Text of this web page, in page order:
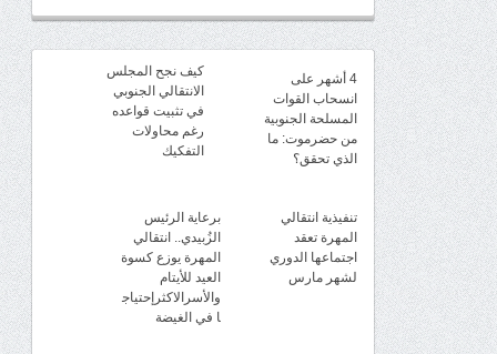
4 أشهر على
انسحاب القوات
المسلحة الجنوبية
من حضرموت: ما
الذي تحقق؟
كيف نجح المجلس
الانتقالي الجنوبي
في تثبيت قواعده
رغم محاولات
التفكيك
تنفيذية انتقالي
المهرة تعقد
اجتماعها الدوري
لشهر مارس
برعاية الرئيس
الزُبيدي.. انتقالي
المهرة يوزع كسوة
العيد للأيتام
والأسرالاكثرإحتياج
ا في الغيضة